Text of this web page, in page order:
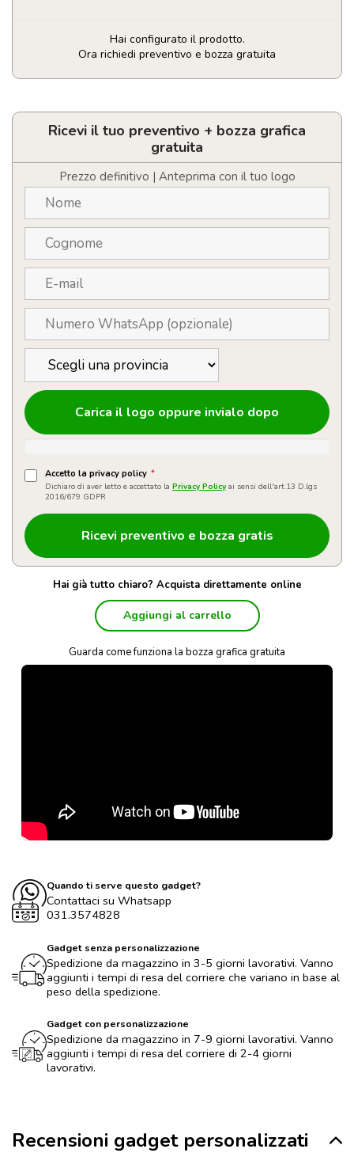
Hai configurato il prodotto.
Ora richiedi preventivo e bozza gratuita
Power
2200
quantità
Ricevi il tuo preventivo + bozza grafica
gratuita
Prezzo definitivo | Anteprima con il tuo logo
Carica il logo oppure invialo dopo
Accetto la privacy policy *
Dichiaro di aver letto e accettato la Privacy Policy ai sensi dell'art.13 D.lgs
2016/679 GDPR
Hai già tutto chiaro? Acquista direttamente online
Aggiungi al carrello
Guarda come funziona la bozza grafica gratuita
Quando ti serve questo gadget?
Contattaci su Whatsapp
031.3574828
Gadget senza personalizzazione
Spedizione da magazzino in 3-5 giorni lavorativi. Vanno
aggiunti i tempi di resa del corriere che variano in base al
peso della spedizione.
Gadget con personalizzazione
Spedizione da magazzino in 7-9 giorni lavorativi. Vanno
aggiunti i tempi di resa del corriere di 2-4 giorni
lavorativi.
Recensioni gadget personalizzati